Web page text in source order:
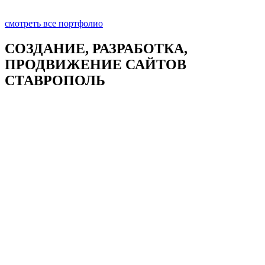
смотреть все портфолио
СОЗДАНИЕ, РАЗРАБОТКА,
ПРОДВИЖЕНИЕ САЙТОВ
СТАВРОПОЛЬ